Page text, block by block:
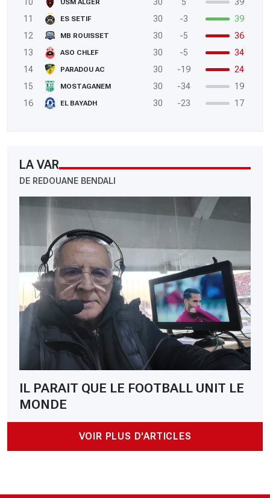
USM ALGER
11
ES SETIF 30 -3
39
12
MB ROUISSET 30 -5
36
13
ASO CHLEF 30 -5
34
14
PARADOU AC 30 -19
24
15
MOSTAGANEM 30 -34
19
16
EL BAYADH 30 -23 17
LA VAR
DE REDOUANE BENDALI
IL PARAIT QUE LE FOOTBALL UNIT LE
MONDE
VOIR PLUS D'ARTICLES